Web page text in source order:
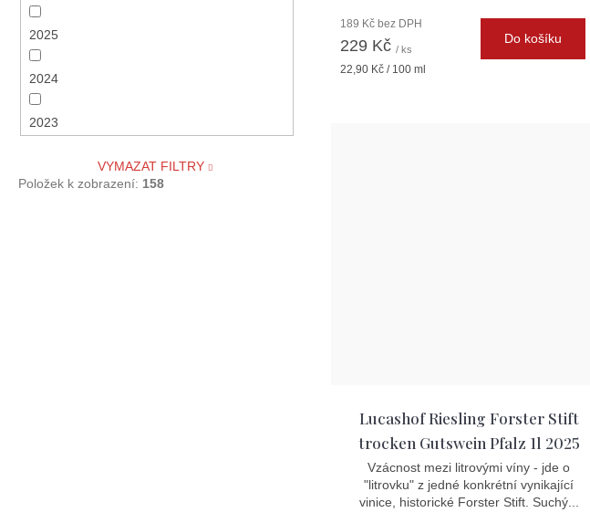
2025
2024
2023
VYMAZAT FILTRY
Položek k zobrazení: 158
189 Kč bez DPH
229 Kč / ks
Měrná
22,90 Kč / 100 ml
Do košíku
Lucashof Riesling Forster Stift
trocken Gutswein Pfalz 1l 2025
Vzácnost mezi litrovými víny - jde o
"litrovku" z jedné konkrétní vynikající
vinice, historické Forster Stift. Suchý...